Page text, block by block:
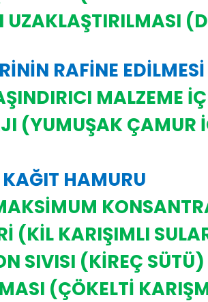
RAFİNE EDİLMESİ
MALZEME
(YUMUŞAK ÇAMUR
HAMURU
(KİL KARIŞIMLI
SIVISI (KİREÇ SÜTÜ)
(ÇÖKELTİ